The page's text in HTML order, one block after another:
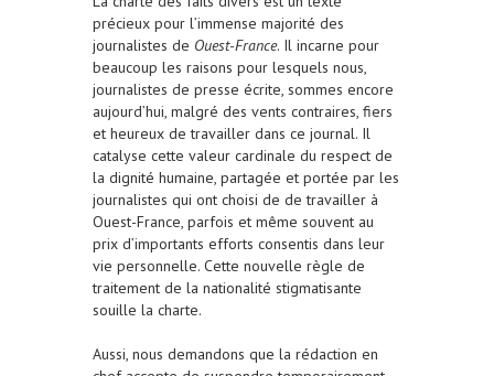
précieux pour l’immense majorité des
journalistes de Ouest-France. Il incarne pour
beaucoup les raisons pour lesquels nous,
journalistes de presse écrite, sommes encore
aujourd’hui, malgré des vents contraires, fiers
et heureux de travailler dans ce journal. Il
catalyse cette valeur cardinale du respect de
la dignité humaine, partagée et portée par les
journalistes qui ont choisi de de travailler à
Ouest-France, parfois et même souvent au
prix d’importants efforts consentis dans leur
vie personnelle. Cette nouvelle règle de
traitement de la nationalité stigmatisante
souille la charte.
Aussi, nous demandons que la rédaction en